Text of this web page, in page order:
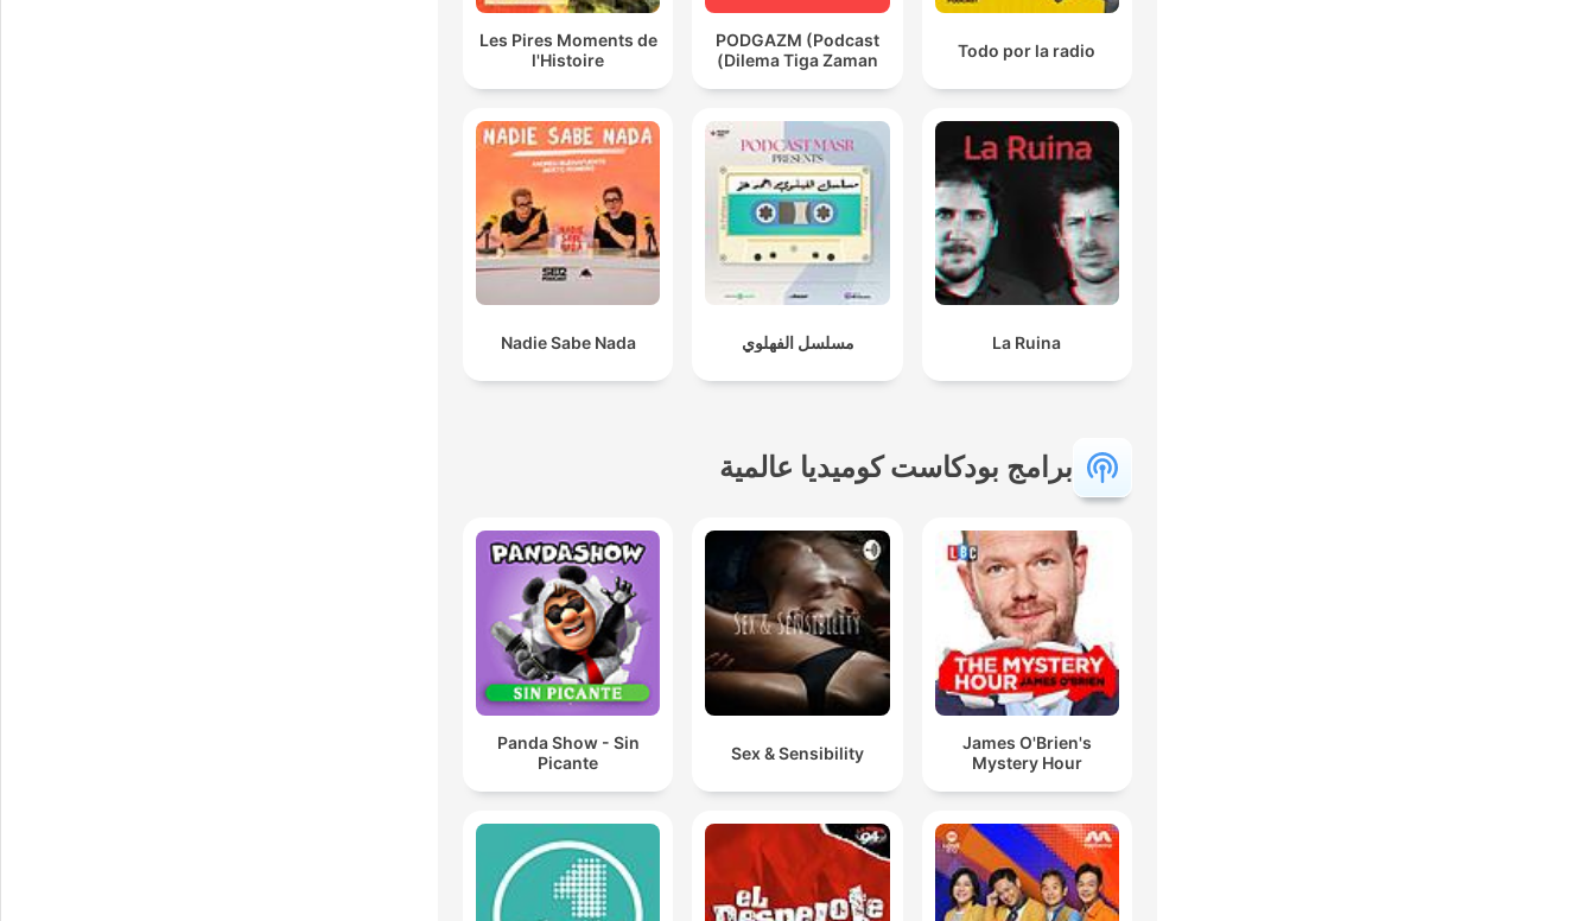
Todo por la radio
PODGAZM (Podcast
Dilema Tiga Zaman)
Les Pires Moments de
l'Histoire
La Ruina مسلسل الفهلوي Nadie Sabe Nada
برامج بودكاست كوميديا عالمية
James O'Brien's
Mystery Hour
Sex & Sensibility
Panda Show - Sin
Picante